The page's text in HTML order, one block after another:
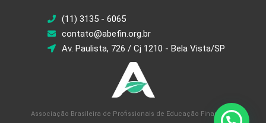
(11) 3135 - 6065
contato@abefin.org.br
Av. Paulista, 726 / Cj 1210 - Bela Vista/SP
Associação Brasileira de Profissionais de Educação Financeira